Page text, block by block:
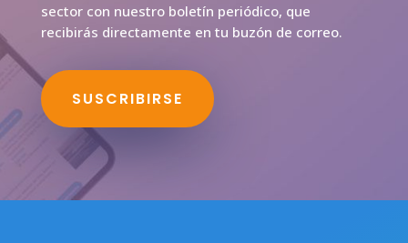
sector con nuestro boletín periódico, que
recibirás directamente en tu buzón de correo.
SUSCRIBIRSE